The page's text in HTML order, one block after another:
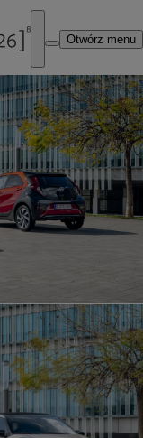
Otwórz menu